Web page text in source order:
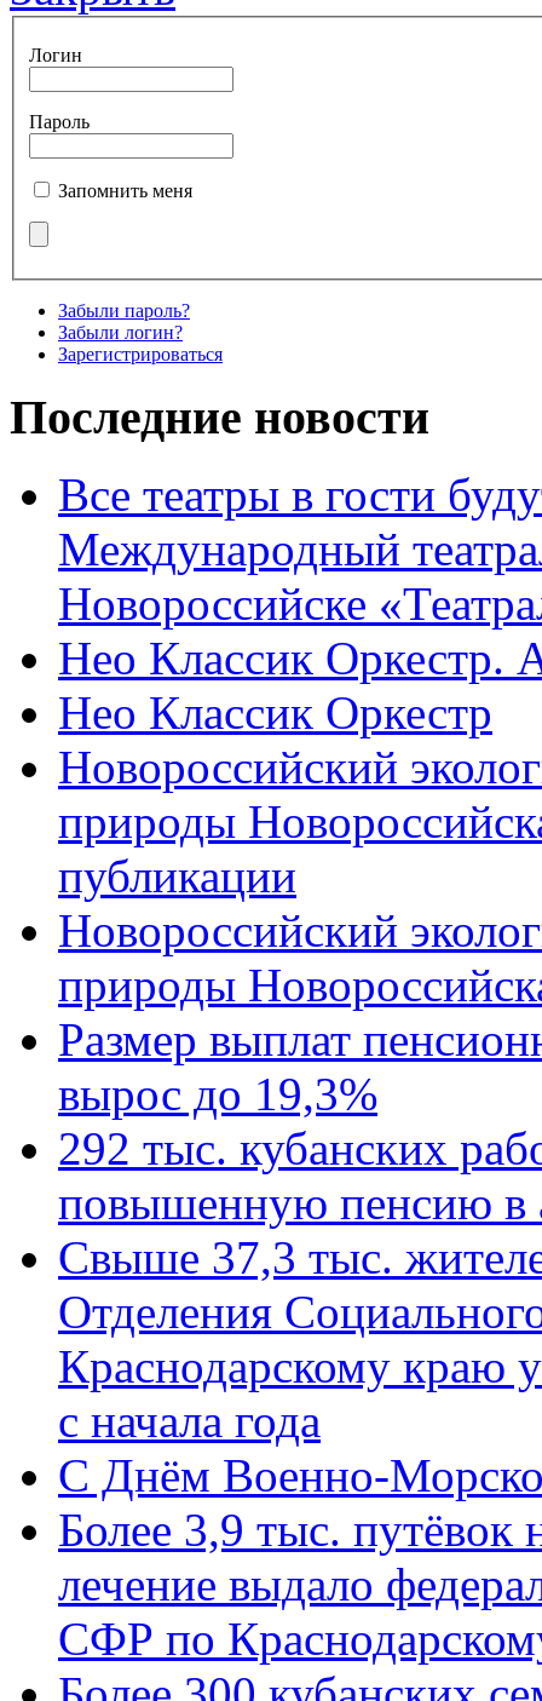
Логин
Пароль
Запомнить меня
Забыли пароль?
Забыли логин?
Зарегистрироваться
Последние новости
Все театры в гости
Международный
Новороссийске
Нео Классик Оркестр.
Нео Классик Оркестр
Новороссийский
природы
публикации
Новороссийский
природы
Размер выплат
вырос до 19,3%
292 тыс. кубанских
повышенную пенсию в
Свыше 37,3 тыс.
Отделения
Краснодарскому краю
с начала года
C Днём Военно-
Более 3,9 тыс. путёвок
лечение выдало
СФР по